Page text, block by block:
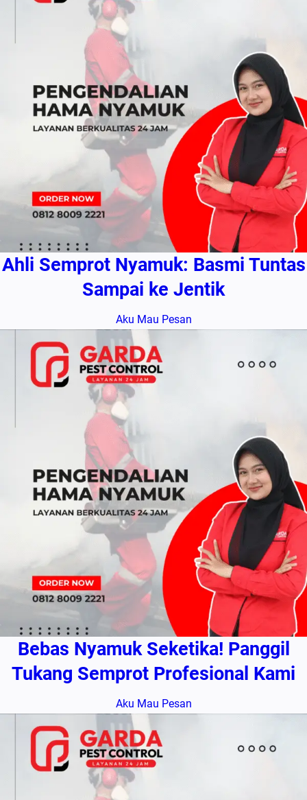
Ahli Semprot Nyamuk: Basmi Tuntas
Sampai ke Jentik
Aku Mau Pesan
Bebas Nyamuk Seketika! Panggil
Tukang Semprot Profesional Kami
Aku Mau Pesan